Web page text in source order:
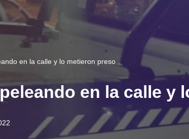
en la calle y lo metieron preso
en la calle y